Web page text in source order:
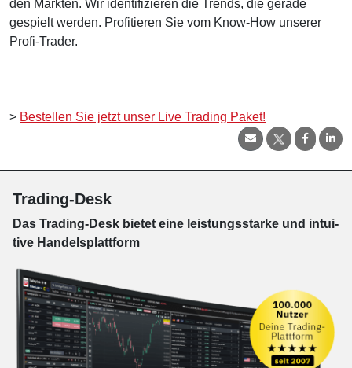
den Märkten. Wir identifizieren die Trends, die gerade
gespielt werden. Profitieren Sie vom Know-How unserer
Profi-Trader.
> Bestellen Sie jetzt unser Live Trading Paket!
Trading-Desk
Das Trading-Desk bie­tet eine leis­tungs­star­ke und in­tui­
tive Han­dels­platt­form